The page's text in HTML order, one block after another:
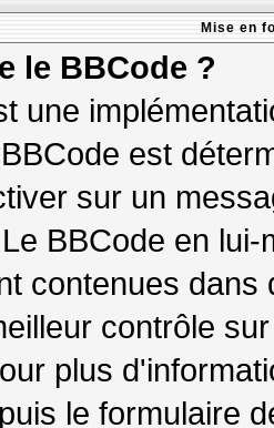
Mise en
le BBCode ?
une
est
sur un
BBCode en
contenues
contrôle
plus
le formulaire